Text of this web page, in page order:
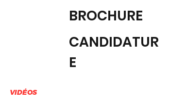
BROCHURE
CANDIDATUR
E
VIDÉOS